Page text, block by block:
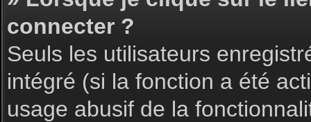
connecter ?
Seuls les utilisateurs
intégré (si la fonction a été
usage abusif de la